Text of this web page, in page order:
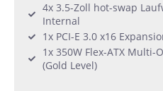
4x 3.5-Zoll hot-swap
Internal
1x PCI-E 3.0 x16
1x 350W Flex-ATX
(Gold Level)